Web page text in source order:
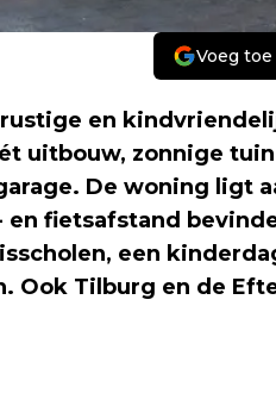
Voeg
rustige en
uitbouw, zonnige
De woning ligt
fietsafstand
een
Ook Tilburg en de